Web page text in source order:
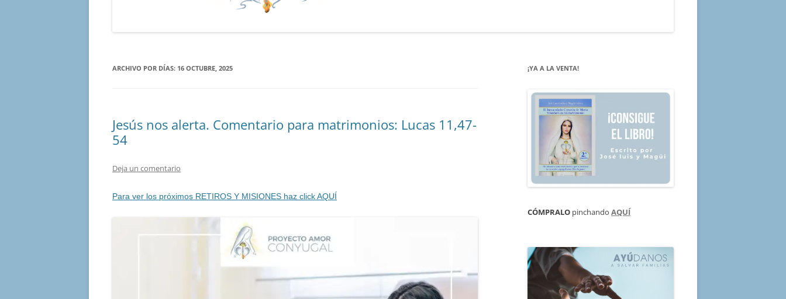
ARCHIVO POR DÍAS: 16 OCTUBRE, 2025
Jesús nos alerta. Comentario para matrimonios: Lucas 11,47-
54
Deja un comentario
Para ver los próximos RETIROS Y MISIONES haz click AQUÍ
¡YA A LA VENTA!
CÓMPRALO pinchando AQUÍ